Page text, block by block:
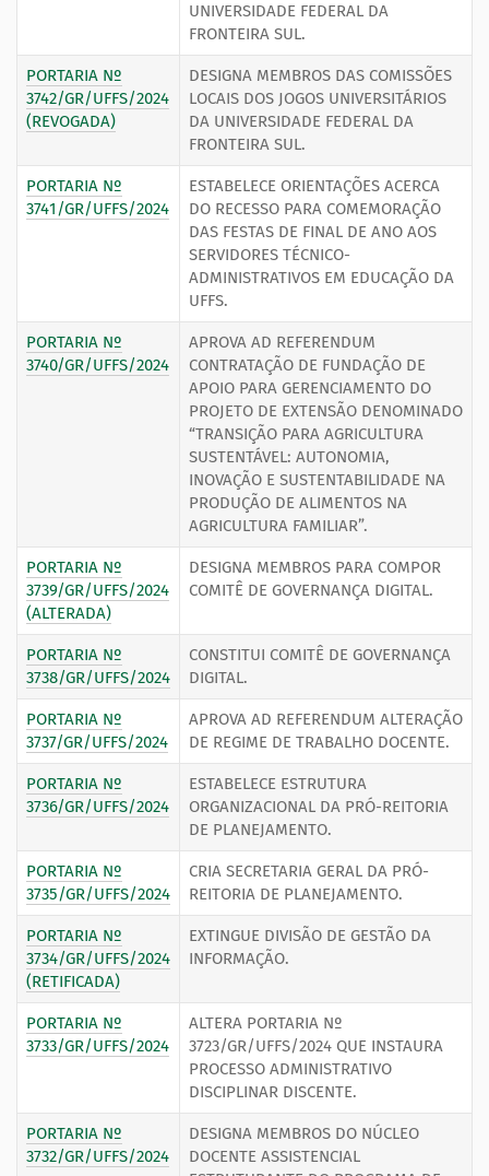
UNIVERSIDADE FEDERAL DA
FRONTEIRA SUL.
PORTARIA Nº
3742/GR/UFFS/2024
(REVOGADA)
DESIGNA MEMBROS DAS COMISSÕES
LOCAIS DOS JOGOS UNIVERSITÁRIOS
DA UNIVERSIDADE FEDERAL DA
FRONTEIRA SUL.
PORTARIA Nº
3741/GR/UFFS/2024
ESTABELECE ORIENTAÇÕES ACERCA
DO RECESSO PARA COMEMORAÇÃO
DAS FESTAS DE FINAL DE ANO AOS
SERVIDORES TÉCNICO-
ADMINISTRATIVOS EM EDUCAÇÃO DA
UFFS.
PORTARIA Nº
3740/GR/UFFS/2024
APROVA AD REFERENDUM
CONTRATAÇÃO DE FUNDAÇÃO DE
APOIO PARA GERENCIAMENTO DO
PROJETO DE EXTENSÃO DENOMINADO
“TRANSIÇÃO PARA AGRICULTURA
SUSTENTÁVEL: AUTONOMIA,
INOVAÇÃO E SUSTENTABILIDADE NA
PRODUÇÃO DE ALIMENTOS NA
AGRICULTURA FAMILIAR”.
PORTARIA Nº
3739/GR/UFFS/2024
(ALTERADA)
DESIGNA MEMBROS PARA COMPOR
COMITÊ DE GOVERNANÇA DIGITAL.
PORTARIA Nº
3738/GR/UFFS/2024
CONSTITUI COMITÊ DE GOVERNANÇA
DIGITAL.
PORTARIA Nº
3737/GR/UFFS/2024
APROVA AD REFERENDUM ALTERAÇÃO
DE REGIME DE TRABALHO DOCENTE.
PORTARIA Nº
3736/GR/UFFS/2024
ESTABELECE ESTRUTURA
ORGANIZACIONAL DA PRÓ-REITORIA
DE PLANEJAMENTO.
PORTARIA Nº
3735/GR/UFFS/2024
CRIA SECRETARIA GERAL DA PRÓ-
REITORIA DE PLANEJAMENTO.
PORTARIA Nº
3734/GR/UFFS/2024
(RETIFICADA)
EXTINGUE DIVISÃO DE GESTÃO DA
INFORMAÇÃO.
PORTARIA Nº
3733/GR/UFFS/2024
ALTERA PORTARIA Nº
3723/GR/UFFS/2024 QUE INSTAURA
PROCESSO ADMINISTRATIVO
DISCIPLINAR DISCENTE.
PORTARIA Nº
3732/GR/UFFS/2024
DESIGNA MEMBROS DO NÚCLEO
DOCENTE ASSISTENCIAL